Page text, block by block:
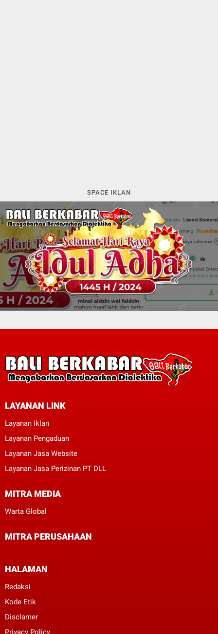
SPACE IKLAN
LAYANAN LINK
Layanan Iklan
Layanan Pengaduan
Layanan Jasa Website
Layanan Jasa Perizinan PT DLL
MITRA MEDIA
Warta Global
MITRA PERUSAHAAN
HALAMAN
Redaksi
Kode Etik
Disclamer
Privacy Policy